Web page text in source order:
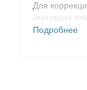
Для
имитация
нарушение
Подробнее